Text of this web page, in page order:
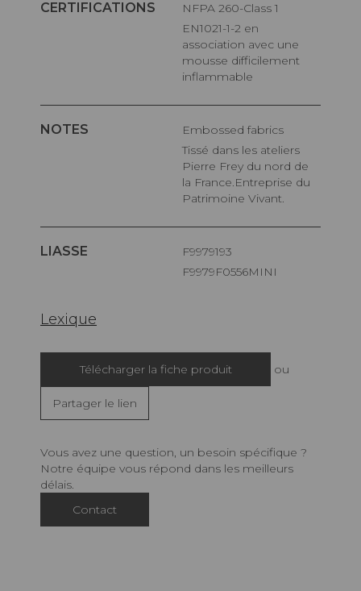
CERTIFICATIONS
NFPA 260-Class 1
EN1021-1-2 en
association avec une
mousse difficilement
inflammable
NOTES
Embossed fabrics
Tissé dans les ateliers
Pierre Frey du nord de
la France.Entreprise du
Patrimoine Vivant.
LIASSE
F9979193
F9979F0556MINI
Lexique
Télécharger la fiche produit ou
Partager le lien
Vous avez une question, un besoin spécifique ?
Notre équipe vous répond dans les meilleurs
délais.
Contact